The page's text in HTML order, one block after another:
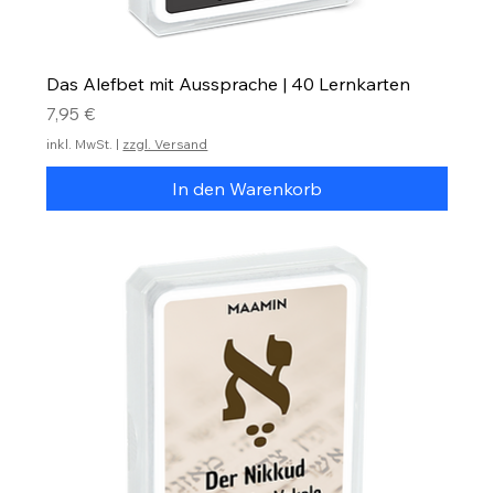
Das Alefbet mit Aussprache | 40 Lernkarten
Preis
7,95 €
inkl. MwSt. | zzgl. Versand
In den Warenkorb